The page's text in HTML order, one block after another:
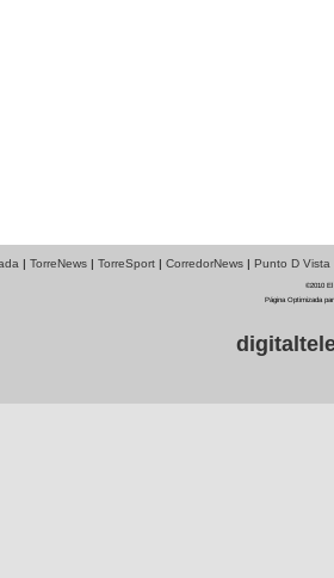
| TorreNews| TorreSport| CorredorNews| Punto D Vista
©2010 El
Página Optimizada